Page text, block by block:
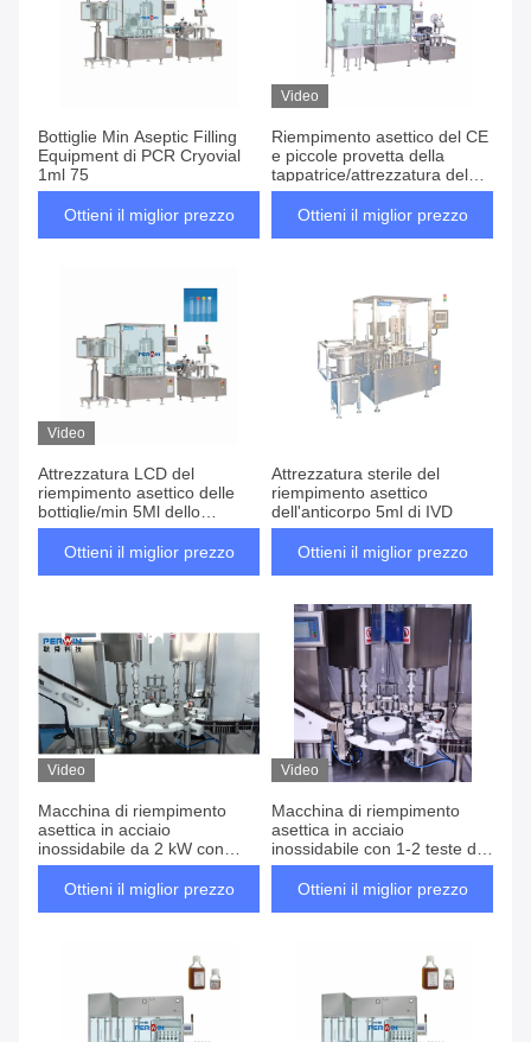
Bottiglie Min Aseptic Filling
Equipment di PCR Cryovial
1ml 75
Ottieni il miglior prezzo
Video
Riempimento asettico del CE
e piccole provetta della
tappatrice/attrezzatura del
riempimento asettico
Ottieni il miglior prezzo
Video
Attrezzatura LCD del
riempimento asettico delle
bottiglie/min 5Ml dello
schermo 75
Ottieni il miglior prezzo
Attrezzatura sterile del
riempimento asettico
dell'anticorpo 5ml di IVD
Ottieni il miglior prezzo
Video
Macchina di riempimento
asettica in acciaio
inossidabile da 2 kW con
sistema di controllo PLC
Ottieni il miglior prezzo
Video
Macchina di riempimento
asettica in acciaio
inossidabile con 1-2 teste di
riempimento 220V / 380V
Ottieni il miglior prezzo